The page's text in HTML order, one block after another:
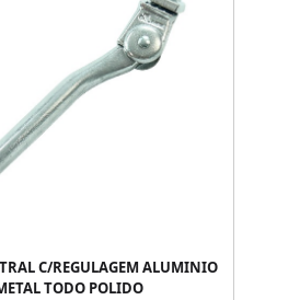
C/REGULAGEM ALUMINIO
TODO POLIDO